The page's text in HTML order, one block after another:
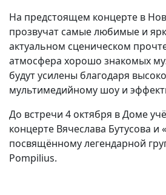
На предстоящем концерте в
прозвучат самые любимые и
актуальном сценическом
атмосфера хорошо знакомых
будут усилены благодаря
мультимедийному шоу и
До встречи 4 октября в Доме
концерте Вячеслава Бутусова и
посвящённому легендарной
Pompilius.